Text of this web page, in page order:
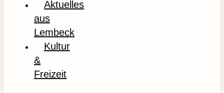
Aktuelles
aus
Lembeck
Kultur
&
Freizeit